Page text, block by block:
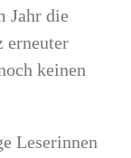
Jahr die
erneuter
keinen
Leserinnen